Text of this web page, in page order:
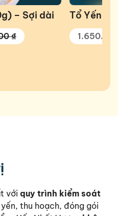
– Sợi dài
₫
Tổ Yến
với quy trình kiểm soát
thu hoạch, đóng gói